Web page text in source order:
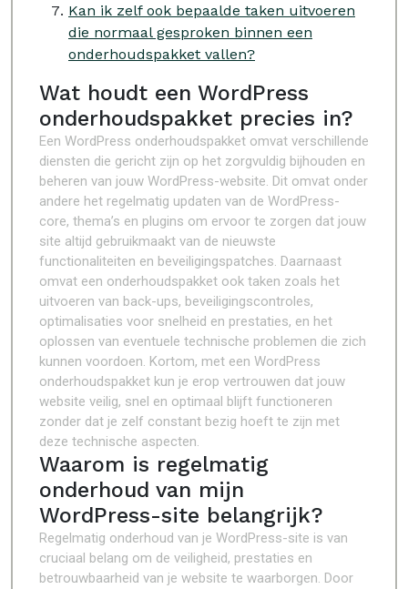
Kan ik zelf ook bepaalde taken uitvoeren
die normaal gesproken binnen een
onderhoudspakket vallen?
Wat houdt een WordPress
onderhoudspakket precies in?
Een WordPress onderhoudspakket omvat verschillende
diensten die gericht zijn op het zorgvuldig bijhouden en
beheren van jouw WordPress-website. Dit omvat onder
andere het regelmatig updaten van de WordPress-
core, thema’s en plugins om ervoor te zorgen dat jouw
site altijd gebruikmaakt van de nieuwste
functionaliteiten en beveiligingspatches. Daarnaast
omvat een onderhoudspakket ook taken zoals het
uitvoeren van back-ups, beveiligingscontroles,
optimalisaties voor snelheid en prestaties, en het
oplossen van eventuele technische problemen die zich
kunnen voordoen. Kortom, met een WordPress
onderhoudspakket kun je erop vertrouwen dat jouw
website veilig, snel en optimaal blijft functioneren
zonder dat je zelf constant bezig hoeft te zijn met
deze technische aspecten.
Waarom is regelmatig
onderhoud van mijn
WordPress-site belangrijk?
Regelmatig onderhoud van je WordPress-site is van
cruciaal belang om de veiligheid, prestaties en
betrouwbaarheid van je website te waarborgen. Door